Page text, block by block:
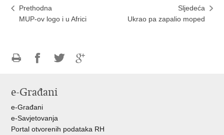
Prethodna
MUP-ov logo i u Africi
Sljedeća
Ukrao pa zapalio moped
FacebookuTwitteru
e-Građani
e-Građani
e-Savjetovanja
Portal otvorenih podataka RH